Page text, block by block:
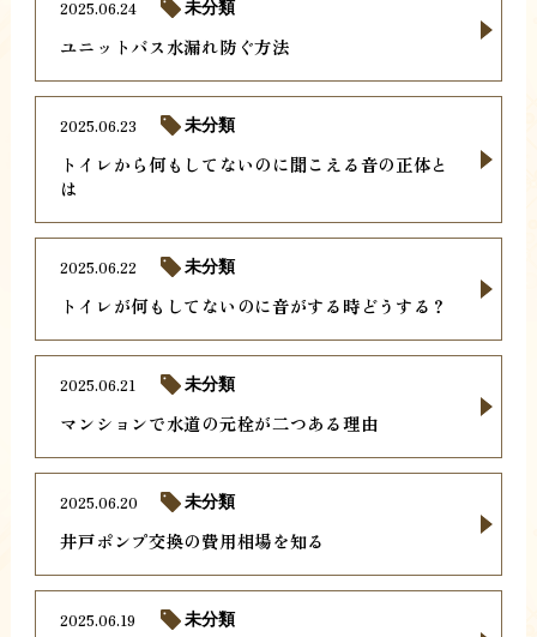
ユニットバス水漏れ防ぐ方法
2025.06.24 未分類
トイレから何もしてないのに聞こえる音の正体と
は
2025.06.23 未分類
トイレが何もしてないのに音がする時どうする？
2025.06.22 未分類
マンションで水道の元栓が二つある理由
2025.06.21 未分類
井戸ポンプ交換の費用相場を知る
2025.06.20 未分類
2025.06.19 未分類